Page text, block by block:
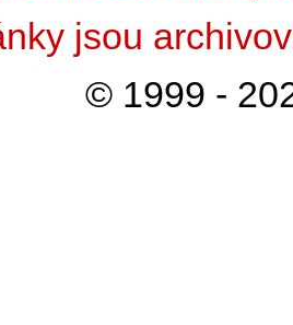
jsou
© 1999 -